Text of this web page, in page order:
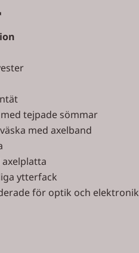
tejpade sömmar
med axelband
ytterfack
för optik och elektronik